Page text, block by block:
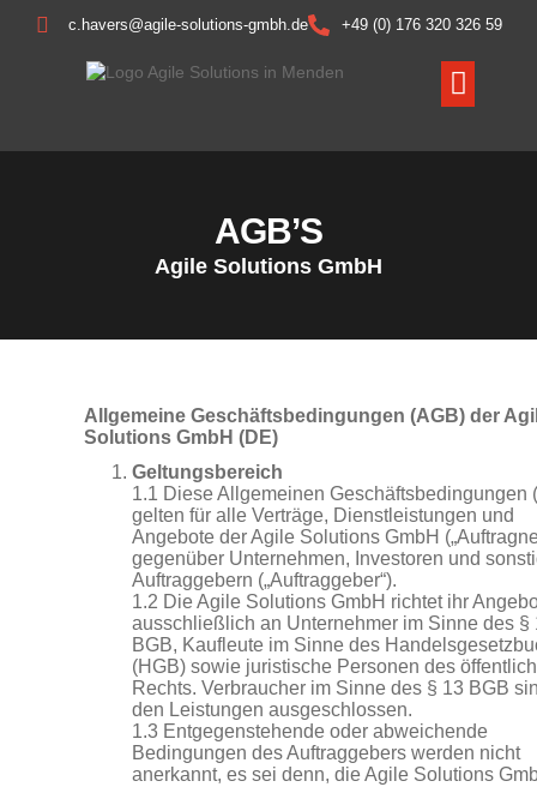
c.havers@agile-solutions-gmbh.de +49 (0) 176 320 326 59
AGB’S
Agile Solutions GmbH
Allgemeine Geschäftsbedingungen (AGB) der
Solutions GmbH (DE)
Geltungsbereich
1.1 Diese Allgemeinen Geschäftsbedingungen
gelten für alle Verträge, Dienstleistungen und
Angebote der Agile Solutions GmbH
gegenüber Unternehmen, Investoren und
Auftraggebern („Auftraggeber“).
1.2 Die Agile Solutions GmbH richtet ihr
ausschließlich an Unternehmer im Sinne des §
BGB, Kaufleute im Sinne des
(HGB) sowie juristische Personen des
Rechts. Verbraucher im Sinne des § 13 BGB
den Leistungen ausgeschlossen.
1.3 Entgegenstehende oder abweichende
Bedingungen des Auftraggebers werden nicht
anerkannt, es sei denn, die Agile Solutions